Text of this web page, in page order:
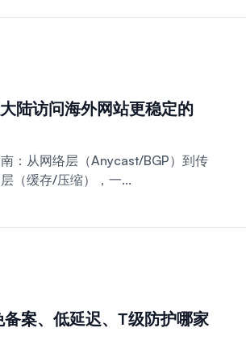
陆访问海外网站更稳定的
：从网络层（Anycast/BGP）到传
（缓存/压缩），一...
案、低延迟、T级防护哪家